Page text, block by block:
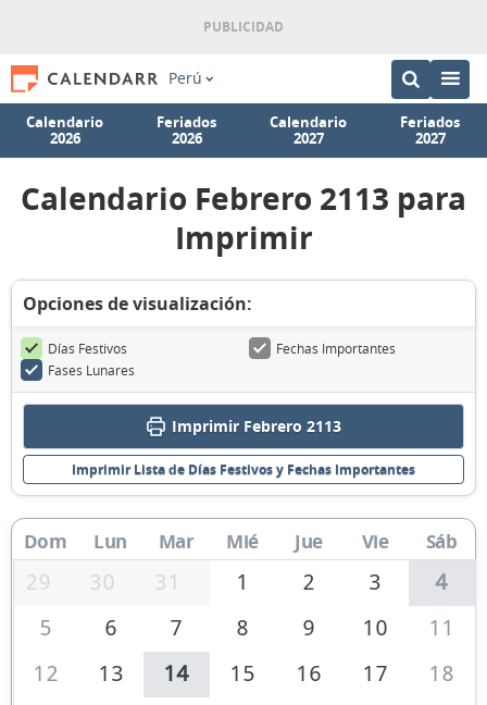
Perú
Calendario
2026
Feriados
2026
Calendario
2027
Feriados
2027
Calendario Febrero 2113 para
Imprimir
Opciones de visualización:
Días Festivos
Fechas Importantes
Fases Lunares
Imprimir Febrero 2113
Imprimir Lista de Días Festivos y Fechas Importantes
Dom Lun Mar Mié Jue Vie Sáb
29 30 31 1 2 3
4
5
6 7 8 9 10
11
12
13 14 15 16 17
18